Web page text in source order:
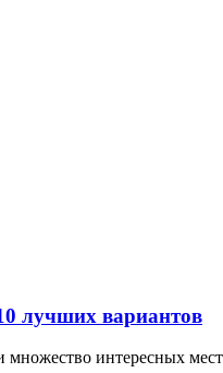
лучших вариантов
множество интересных